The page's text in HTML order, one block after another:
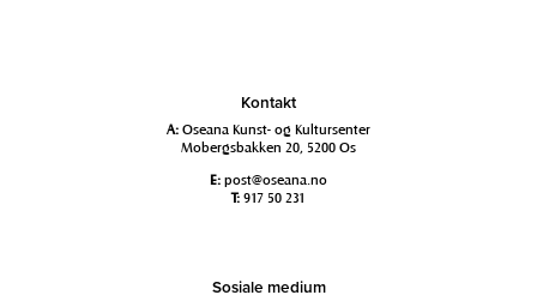
Kontakt
A: Oseana Kunst- og Kultursenter
Mobergsbakken 20, 5200 Os
E: post@oseana.no
T: 917 50 231
Sosiale medium